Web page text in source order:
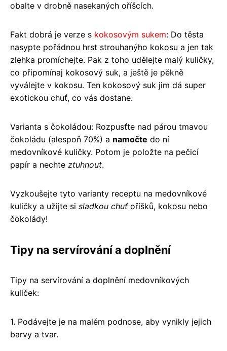
obalte v drobně nasekaných oříšcích.
Fakt dobrá je verze s kokosovým sukem: Do těsta
nasypte pořádnou hrst strouhanýho kokosu a jen tak
zlehka promíchejte. Pak z toho udělejte malý kuličky,
co připomínaj kokosový suk, a ještě je pěkně
vyválejte v kokosu. Ten kokosový suk jim dá super
exotickou chuť, co vás dostane.
Varianta s čokoládou: Rozpusťte nad párou tmavou
čokoládu (alespoň 70%) a namočte do ní
medovníkové kuličky. Potom je položte na pečicí
papír a nechte ztuhnout.
Vyzkoušejte tyto varianty receptu na medovníkové
kuličky a užijte si sladkou chuťoříšků, kokosu nebo
čokolády!
Tipy na servírování a doplnění
Tipy na servírování a doplnění medovníkových
kuliček:
1. Podávejte je na malém podnose, aby vynikly jejich
barvy a tvar.